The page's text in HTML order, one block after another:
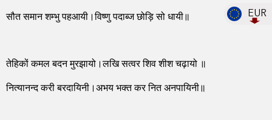
EUR
सौत समान शम्भु पहआयी।विष्णु पदाब्ज छोड़ि सो धायी॥
तेहिकों कमल बदन मुरझायो।लखि सत्वर शिव शीश चढ़ायो ॥
नित्यानन्द करी बरदायिनी।अभय भक्त कर नित अनपायिनी॥